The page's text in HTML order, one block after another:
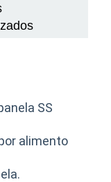
SS
alimento